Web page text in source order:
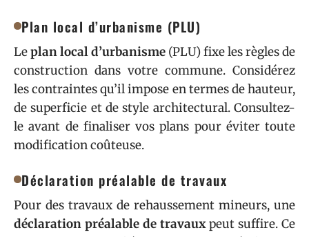
Plan local d’urbanisme (PLU)
Leplan local d’urbanisme (PLU) fixe les règles de
construction dans votre commune. Considérez
les contraintes qu’il impose en termes de hauteur,
de superficie et de style architectural. Consultez-
le avant de finaliser vos plans pour éviter toute
modification coûteuse.
Déclaration préalable de travaux
Pour des travaux de rehaussement mineurs, une
déclaration préalable de travauxpeut suffire. Ce